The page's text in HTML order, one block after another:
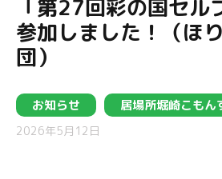
「第27回彩の国セル
参加しました！（ほ
団）
お知らせ 居場所堀崎こもん
2026年5月12日